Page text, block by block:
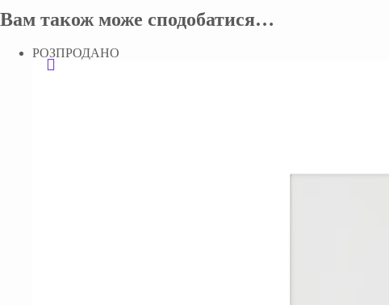
Вам також може сподобатися…
РОЗПРОДАНО